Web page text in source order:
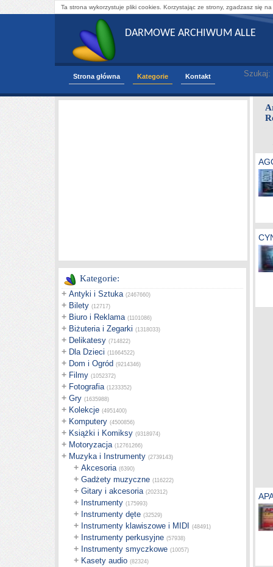
Ta strona wykorzystuje pliki cookies. Korzystając ze strony, zgadzasz się
DARMOWE ARCHIWUM ALLE
Strona główna Kategorie Kontakt Szukaj:
Kategorie:
+ Antyki i Sztuka (2467660)
+ Bilety (12717)
+ Biuro i Reklama (1101086)
+ Biżuteria i Zegarki (1318033)
+ Delikatesy (714822)
+ Dla Dzieci (11664522)
+ Dom i Ogród (9214346)
+ Filmy (1052372)
+ Fotografia (1233352)
+ Gry (1635988)
+ Kolekcje (4951400)
+ Komputery (4500856)
+ Książki i Komiksy (9318974)
+ Motoryzacja (12761266)
+ Muzyka i Instrumenty (2739143)
+ Akcesoria (6390)
+ Gadżety muzyczne (116222)
+ Gitary i akcesoria (202312)
+ Instrumenty (175993)
+ Instrumenty dęte (32529)
+ Instrumenty klawiszowe i MIDI (48491)
+ Instrumenty perkusyjne (57938)
+ Instrumenty smyczkowe (10057)
+ Kasety audio (82324)